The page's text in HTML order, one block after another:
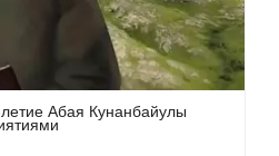
Абая Кунанбайулы